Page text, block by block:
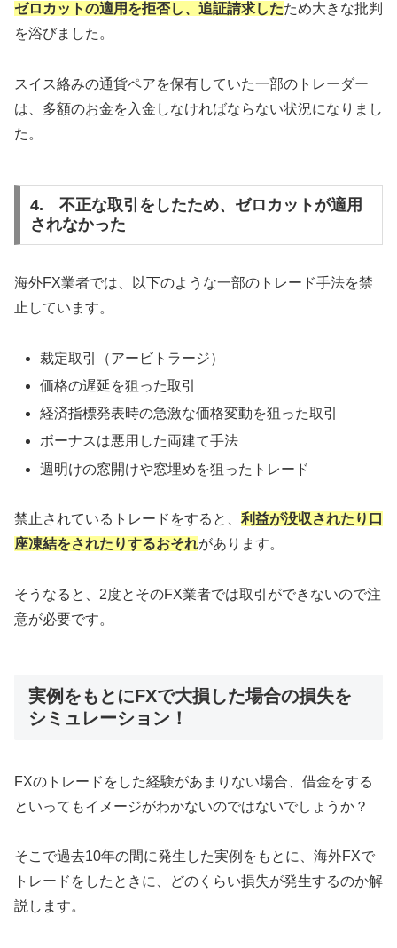
ゼロカットの適用を拒否し、追証請求したため大きな批判
を浴びました。
スイス絡みの通貨ペアを保有していた一部のトレーダー
は、多額のお金を入金しなければならない状況になりまし
た。
4. 不正な取引をしたため、ゼロカットが適用
されなかった
海外FX業者では、以下のような一部のトレード手法を禁
止しています。
裁定取引（アービトラージ）
価格の遅延を狙った取引
経済指標発表時の急激な価格変動を狙った取引
ボーナスは悪用した両建て手法
週明けの窓開けや窓埋めを狙ったトレード
禁止されているトレードをすると、 利益が没収されたり口
座凍結をされたりするおそれがあります。
そうなると、2度とそのFX業者では取引ができないので注
意が必要です。
実例をもとにFXで大損した場合の損失を
シミュレーション！
FXのトレードをした経験があまりない場合、借金をする
といってもイメージがわかないのではないでしょうか？
そこで過去10年の間に発生した実例をもとに、海外FXで
トレードをしたときに、どのくらい損失が発生するのか解
説します。